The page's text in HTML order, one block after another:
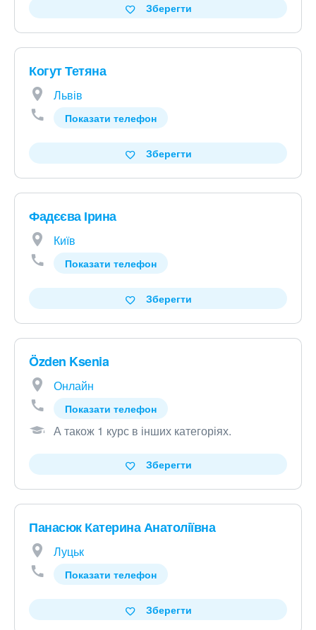
Зберегти
Когут Тетяна
Львів
Показати телефон
Зберегти
Фадєєва Ірина
Київ
Показати телефон
Зберегти
Özden Ksenia
Онлайн
Показати телефон
А також 1 курс в інших категоріях.
Зберегти
Панасюк Катерина Анатоліївна
Луцьк
Показати телефон
Зберегти